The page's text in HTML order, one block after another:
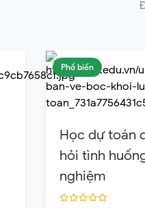
Phổ biến
Học dự toán
hỏi tình
nghiệm